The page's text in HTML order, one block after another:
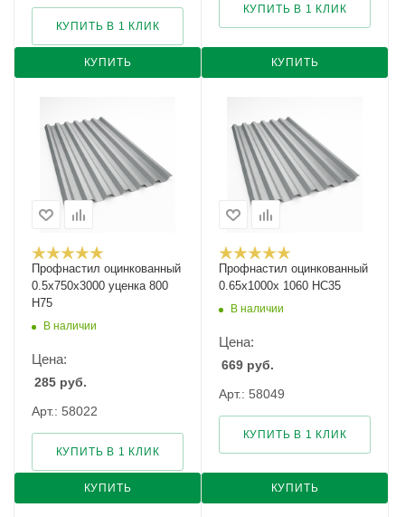
КУПИТЬ
КУПИТЬ В 1 КЛИК
КУПИТЬ
КУПИТЬ В 1 КЛИК
Профнастил оцинкованный
0.5х750х3000 уценка 800
Н75
В наличии
Цена:
285 руб.
Арт.: 58022
КУПИТЬ
КУПИТЬ В 1 КЛИК
Профнастил оцинкованный
0.65х1000х 1060 НС35
В наличии
Цена:
669 руб.
Арт.: 58049
КУПИТЬ
КУПИТЬ В 1 КЛИК